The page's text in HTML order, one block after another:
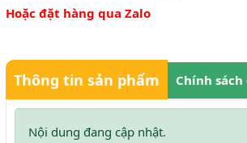
Hoặc đặt hàng qua Zalo
Thông tin sản phẩm Chính
Nội dung đang cập nhật.